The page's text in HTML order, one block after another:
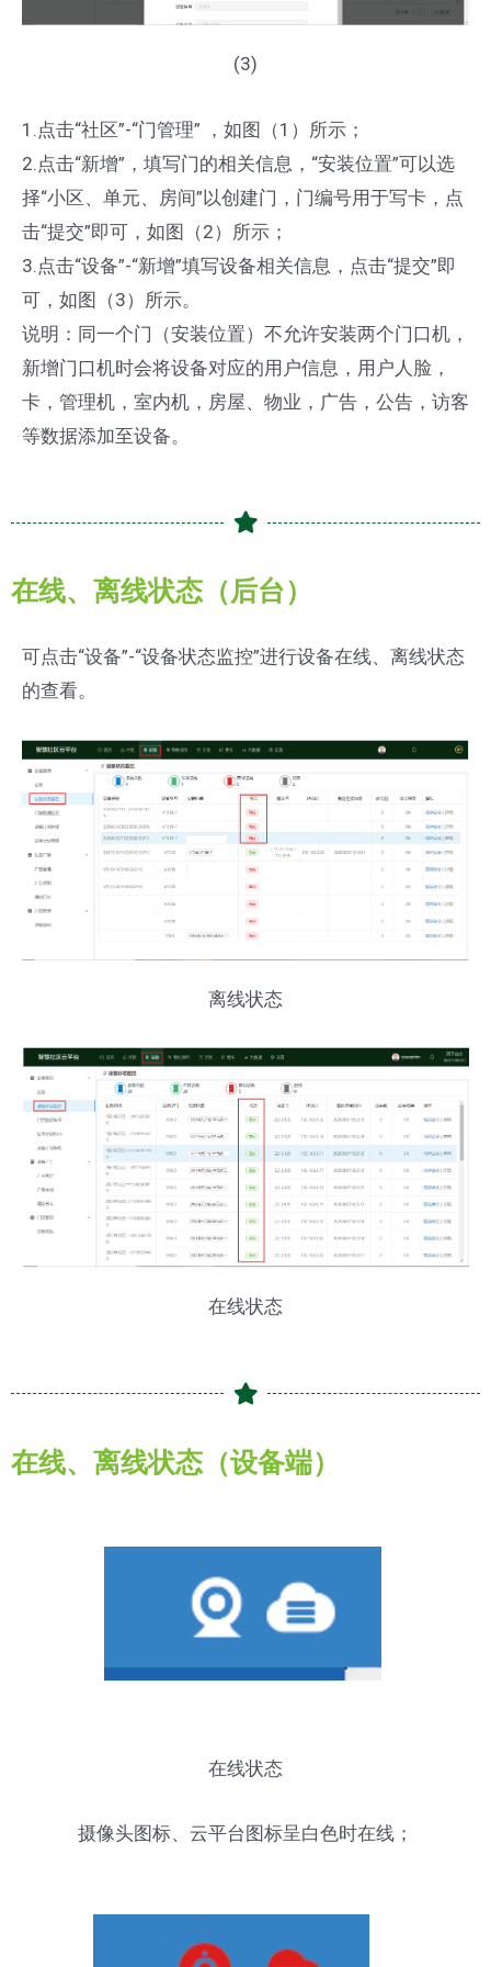
(3)
1.点击“社区”-“门管理” ，如图（1）所示；
2.点击“新增”，填写门的相关信息，“安装位置”可以选
择“小区、单元、房间”以创建门，门编号用于写卡，点
击“提交”即可，如图（2）所示；
3.点击“设备”-“新增”填写设备相关信息，点击“提交”即
可，如图（3）所示。
说明：同一个门（安装位置）不允许安装两个门口机，
新增门口机时会将设备对应的用户信息，用户人脸，
卡，管理机，室内机，房屋、物业，广告，公告，访客
等数据添加至设备。
在线、离线状态（后台）
可点击“设备”-“设备状态监控”进行设备在线、离线状态
的查看。
离线状态
在线状态
在线、离线状态（设备端）
在线状态
摄像头图标、云平台图标呈白色时在线；